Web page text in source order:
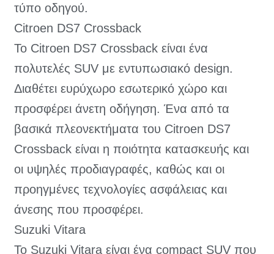
τύπο οδηγού.
Citroen DS7 Crossback
Το Citroen DS7 Crossback είναι ένα
πολυτελές SUV με εντυπωσιακό design.
Διαθέτει ευρύχωρο εσωτερικό χώρο και
προσφέρει άνετη οδήγηση. Ένα από τα
βασικά πλεονεκτήματα του Citroen DS7
Crossback είναι η ποιότητα κατασκευής και
οι υψηλές προδιαγραφές, καθώς και οι
προηγμένες τεχνολογίες ασφάλειας και
άνεσης που προσφέρει.
Suzuki Vitara
Το Suzuki Vitara είναι ένα compact SUV που